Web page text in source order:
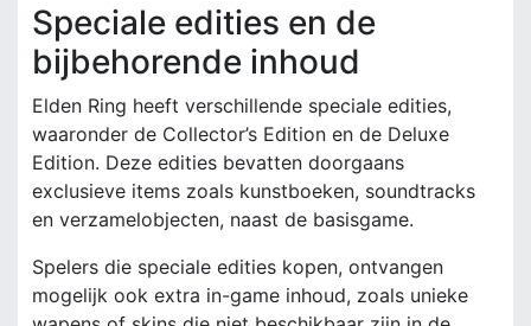
Speciale edities en de
bijbehorende inhoud
Elden Ring heeft verschillende speciale edities,
waaronder de Collector’s Edition en de Deluxe
Edition. Deze edities bevatten doorgaans
exclusieve items zoals kunstboeken, soundtracks
en verzamelobjecten, naast de basisgame.
Spelers die speciale edities kopen, ontvangen
mogelijk ook extra in-game inhoud, zoals unieke